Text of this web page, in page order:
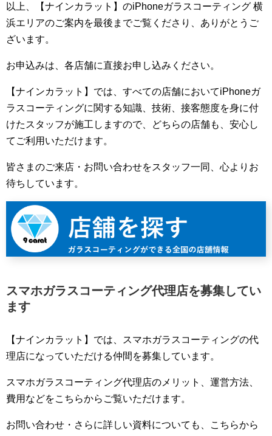
以上、【ナインカラット】のiPhoneガラスコーティング 横
浜エリアのご案内を最後までご覧くださり、ありがとうご
ざいます。
お申込みは、各店舗に直接お申し込みください。
【ナインカラット】では、すべての店舗においてiPhoneガ
ラスコーティングに関する知識、技術、接客態度を身に付
けたスタッフが施工しますので、どちらの店舗も、安心し
てご利用いただけます。
皆さまのご来店・お問い合わせをスタッフ一同、心よりお
待ちしています。
スマホガラスコーティング代理店を募集してい
ます
【ナインカラット】では、スマホガラスコーティングの代
理店になっていただける仲間を募集しています。
スマホガラスコーティング代理店のメリット、運営方法、
費用などをこちらからご覧いただけます。
お問い合わせ・さらに詳しい資料についても、こちらから